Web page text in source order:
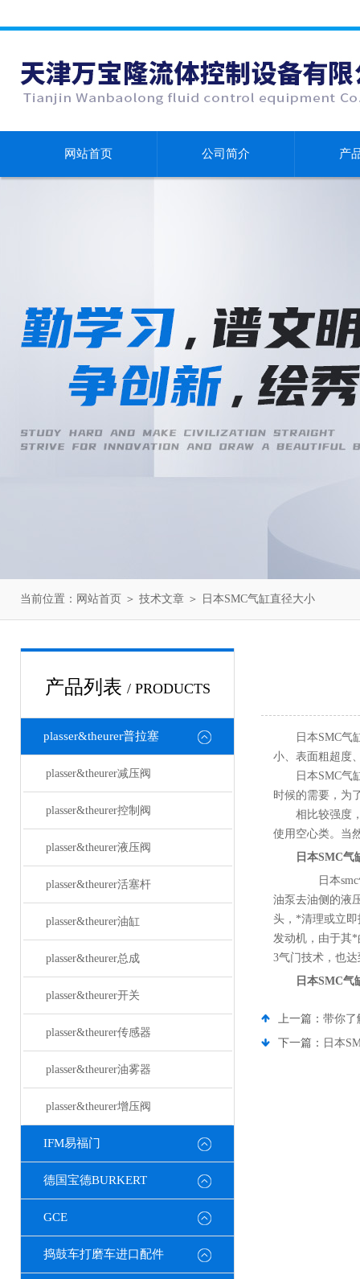
网站首页 公司简介 产
当前位置： 网站首页 ＞ 技术文章 ＞ 日本SMC气缸直径大小
产品列表 / PRODUCTS
plasser&theurer普拉塞
plasser&theurer减压阀
plasser&theurer控制阀
plasser&theurer液压阀
plasser&theurer活塞杆
plasser&theurer油缸
plasser&theurer总成
plasser&theurer开关
plasser&theurer传感器
plasser&theurer油雾器
plasser&theurer增压阀
IFM易福门
德国宝德BURKERT
GCE
捣鼓车打磨车进口配件
日本SMC气
小、表面粗超度
日本SMC气缸
时候的需要，为
相比较强度，
使用空心类。当
日本SMC气
日本smc
油泵去油侧的液
头，*清理或立即
发动机，由于其
3气门技术，也
日本SMC气
上一篇： 带你了
下一篇： 日本